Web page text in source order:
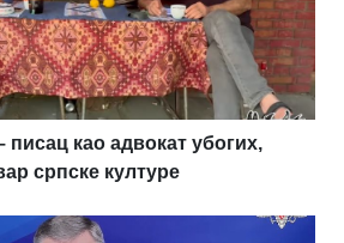
писац као адвокат убогих,
српске културе